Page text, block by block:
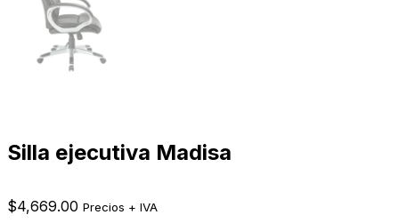
Silla ejecutiva Madisa
$4,669.00 Precios + IVA